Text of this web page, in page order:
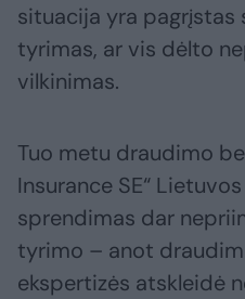
situacija yra pagrįstas
tyrimas, ar vis dėlto
vilkinimas.
Tuo metu draudimo
Insurance SE“
sprendimas dar
tyrimo – anot
ekspertizės atskleidė